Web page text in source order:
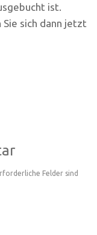
ist.
sich dann jetzt
Felder sind